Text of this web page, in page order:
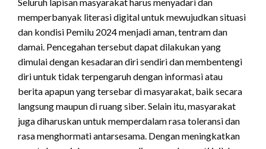
memperbanyak literasi digital untuk mewujudkan situasi
dan kondisi Pemilu 2024 menjadi aman, tentram dan
damai. Pencegahan tersebut dapat dilakukan yang
dimulai dengan kesadaran diri sendiri dan membentengi
diri untuk tidak terpengaruh dengan informasi atau
berita apapun yang tersebar di masyarakat, baik secara
langsung maupun di ruang siber. Selain itu, masyarakat
juga diharuskan untuk memperdalam rasa toleransi dan
rasa menghormati antarsesama. Dengan meningkatkan